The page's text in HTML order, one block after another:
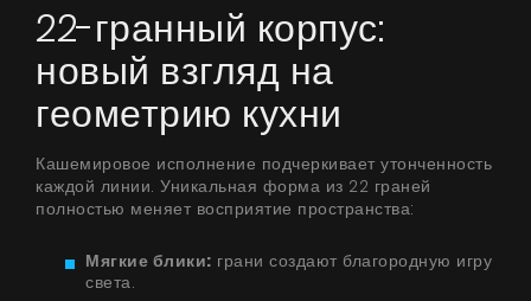
22-гранный корпус:
новый взгляд на
геометрию кухни
Кашемировое исполнение подчеркивает утонченность
каждой линии. Уникальная форма из 22 граней
полностью меняет восприятие пространства:
Мягкие блики: грани создают благородную игру
света.